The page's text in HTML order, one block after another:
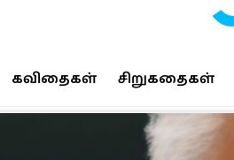
கவிதைகள் சிறுகதைகள்